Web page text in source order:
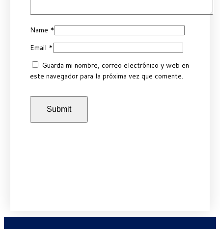
Name *
Email *
Guarda mi nombre, correo electrónico y web en
este navegador para la próxima vez que comente.